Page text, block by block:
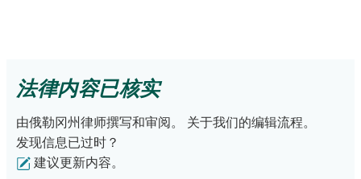
经济适用房或补贴住房；以及
为残疾人或老年人提供的扶助性住房。
法律内容已核实
由俄勒冈州律师撰写和审阅。
关于我们的编辑流程。
发现信息已过时？
建议更新内容。